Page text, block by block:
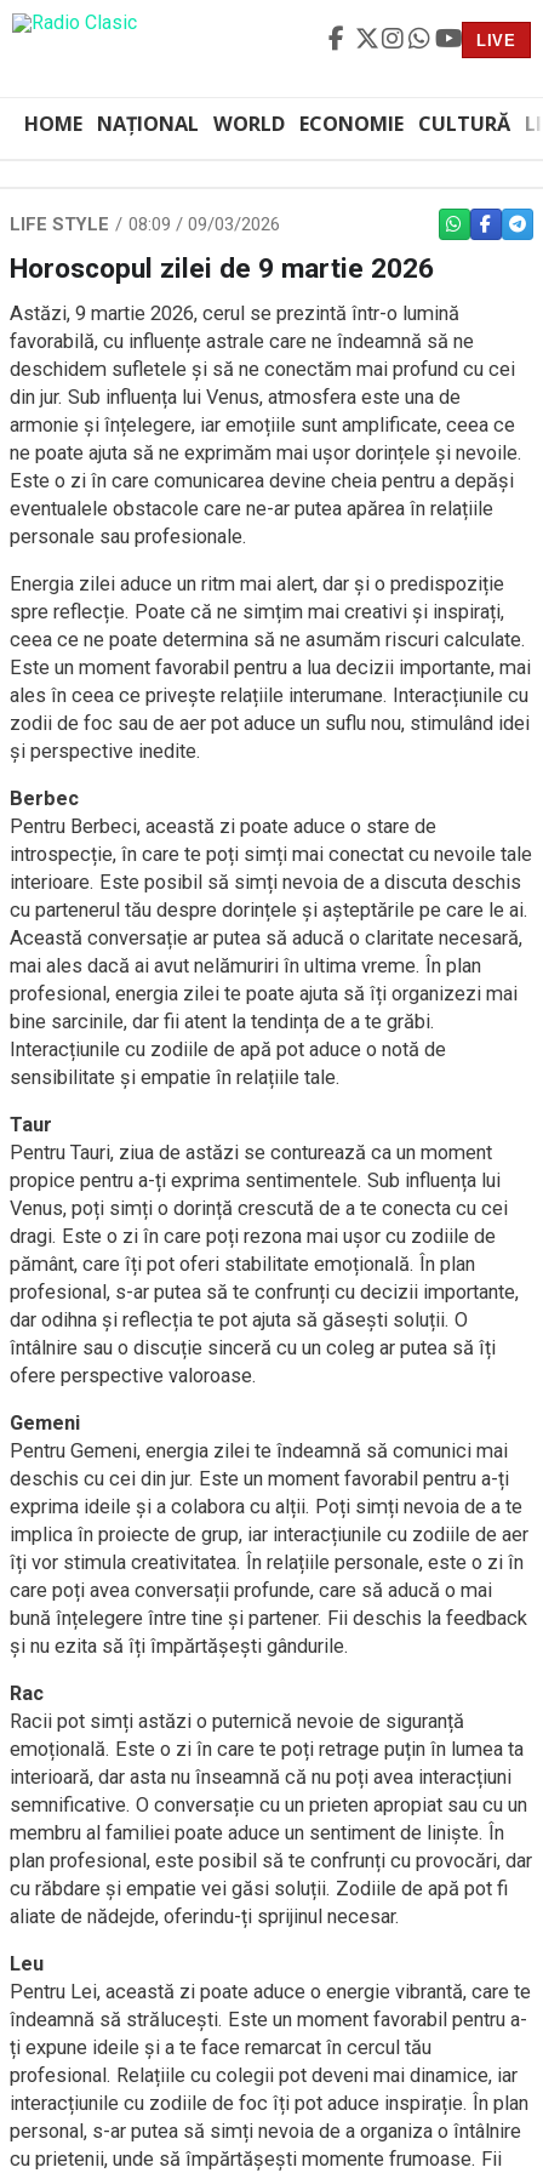
LIVE
HOME NAȚIONAL WORLD ECONOMIE CULTURĂ
LIFE STYLE 08:09 / 09/03/2026 WHATSAPP
Horoscopul zilei de 9 martie 2026
Astăzi, 9 martie 2026, cerul se prezintă într-o lumină
favorabilă, cu influențe astrale care ne îndeamnă să ne
deschidem sufletele și să ne conectăm mai profund cu cei
din jur. Sub influența lui Venus, atmosfera este una de
armonie și înțelegere, iar emoțiile sunt amplificate, ceea ce
ne poate ajuta să ne exprimăm mai ușor dorințele și nevoile.
Este o zi în care comunicarea devine cheia pentru a depăși
eventualele obstacole care ne-ar putea apărea în relațiile
personale sau profesionale.
Energia zilei aduce un ritm mai alert, dar și o predispoziție
spre reflecție. Poate că ne simțim mai creativi și inspirați,
ceea ce ne poate determina să ne asumăm riscuri calculate.
Este un moment favorabil pentru a lua decizii importante, mai
ales în ceea ce privește relațiile interumane. Interacțiunile cu
zodii de foc sau de aer pot aduce un suflu nou, stimulând idei
și perspective inedite.
Berbec
Pentru Berbeci, această zi poate aduce o stare de
introspecție, în care te poți simți mai conectat cu nevoile tale
interioare. Este posibil să simți nevoia de a discuta deschis
cu partenerul tău despre dorințele și așteptările pe care le ai.
Această conversație ar putea să aducă o claritate necesară,
mai ales dacă ai avut nelămuriri în ultima vreme. În plan
profesional, energia zilei te poate ajuta să îți organizezi mai
bine sarcinile, dar fii atent la tendința de a te grăbi.
Interacțiunile cu zodiile de apă pot aduce o notă de
sensibilitate și empatie în relațiile tale.
Taur
Pentru Tauri, ziua de astăzi se conturează ca un moment
propice pentru a-ți exprima sentimentele. Sub influența lui
Venus, poți simți o dorință crescută de a te conecta cu cei
dragi. Este o zi în care poți rezona mai ușor cu zodiile de
pământ, care îți pot oferi stabilitate emoțională. În plan
profesional, s-ar putea să te confrunți cu decizii importante,
dar odihna și reflecția te pot ajuta să găsești soluții. O
întâlnire sau o discuție sinceră cu un coleg ar putea să îți
ofere perspective valoroase.
Gemeni
Pentru Gemeni, energia zilei te îndeamnă să comunici mai
deschis cu cei din jur. Este un moment favorabil pentru a-ți
exprima ideile și a colabora cu alții. Poți simți nevoia de a te
implica în proiecte de grup, iar interacțiunile cu zodiile de aer
îți vor stimula creativitatea. În relațiile personale, este o zi în
care poți avea conversații profunde, care să aducă o mai
bună înțelegere între tine și partener. Fii deschis la feedback
și nu ezita să îți împărtășești gândurile.
Rac
Racii pot simți astăzi o puternică nevoie de siguranță
emoțională. Este o zi în care te poți retrage puțin în lumea ta
interioară, dar asta nu înseamnă că nu poți avea interacțiuni
semnificative. O conversație cu un prieten apropiat sau cu un
membru al familiei poate aduce un sentiment de liniște. În
plan profesional, este posibil să te confrunți cu provocări, dar
cu răbdare și empatie vei găsi soluții. Zodiile de apă pot fi
aliate de nădejde, oferindu-ți sprijinul necesar.
Leu
Pentru Lei, această zi poate aduce o energie vibrantă, care te
îndeamnă să strălucești. Este un moment favorabil pentru a-
ți expune ideile și a te face remarcat în cercul tău
profesional. Relațiile cu colegii pot deveni mai dinamice, iar
interacțiunile cu zodiile de foc îți pot aduce inspirație. În plan
personal, s-ar putea să simți nevoia de a organiza o întâlnire
cu prietenii, unde să împărtășești momente frumoase. Fii